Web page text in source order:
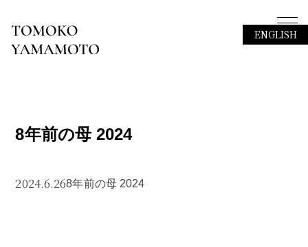
ENGLISH
8年前の母 2024
2024.6.268年前の母 2024